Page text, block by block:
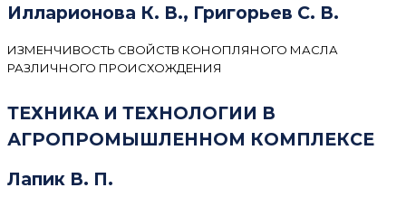
Илларионова К. В., Григорьев С. В.
ИЗМЕНЧИВОСТЬ СВОЙСТВ КОНОПЛЯНОГО МАСЛА
РАЗЛИЧНОГО ПРОИСХОЖДЕНИЯ
ТЕХНИКА И ТЕХНОЛОГИИ В
АГРОПРОМЫШЛЕННОМ КОМПЛЕКСЕ
Лапик В. П.